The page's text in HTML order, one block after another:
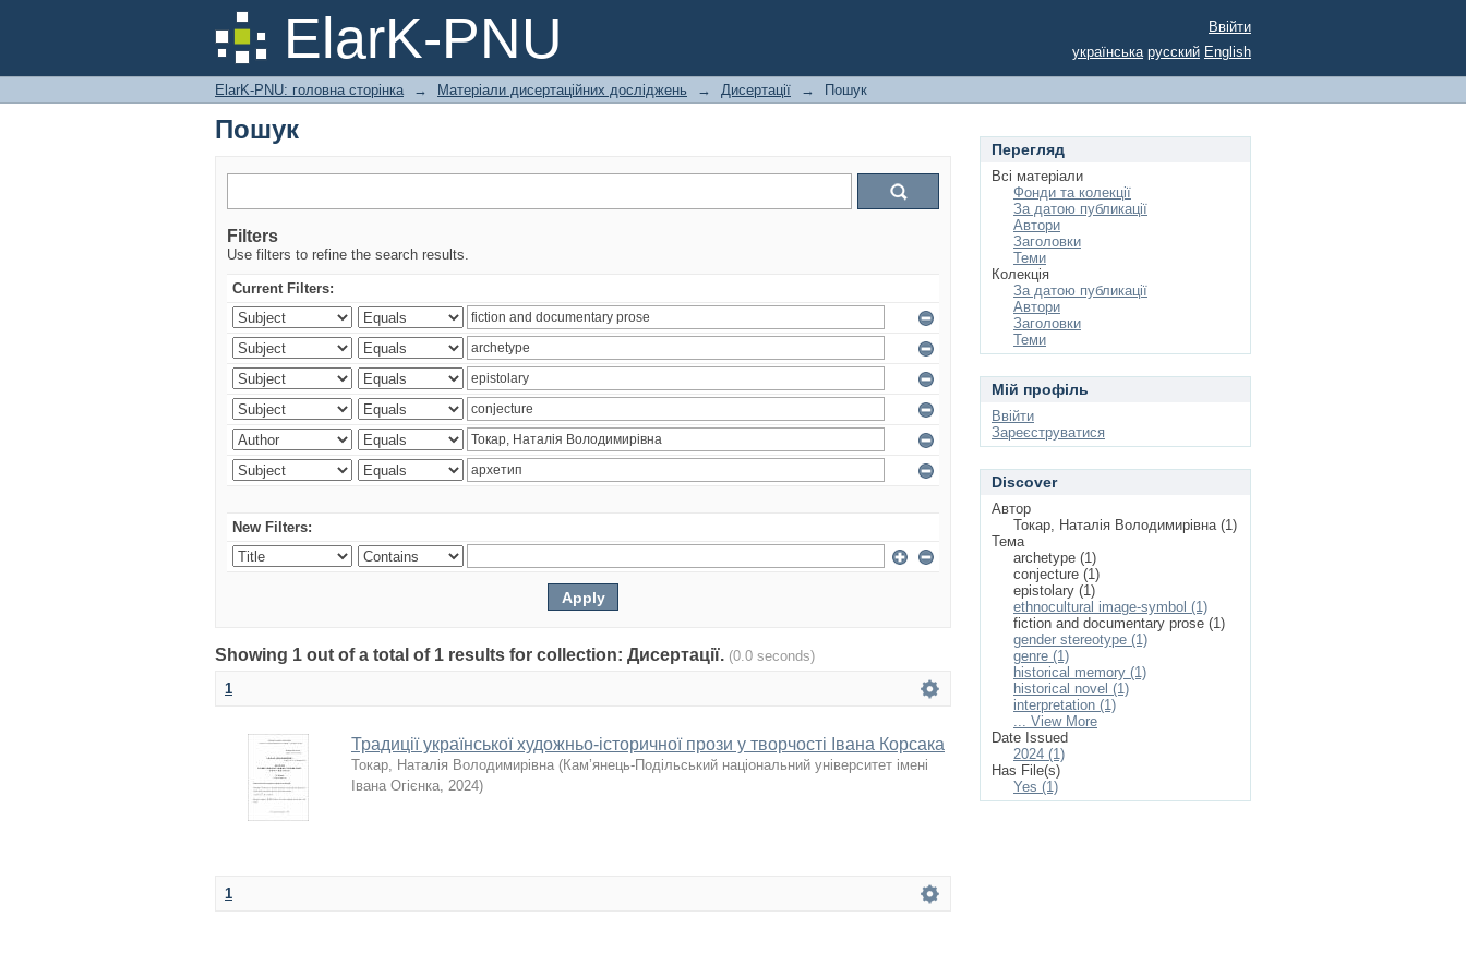
ElarK-PNU
Пошук
Ввійти
українська русский English
ElarK-PNU: головна сторінка → Матеріали дисертаційних досліджень → Дисертації → Пошук
Пошук
Filters
Use filters to refine the search results.
Current Filters:
New Filters:
Showing 1 out of a total of 1 results for collection: Дисертації. (0.0 seconds)
1
Традиції української художньо-історичної прози у творчості Івана Корсака
Токар, Наталія Володимирівна (Кам’янець-Подільський національний університет імені
Івана Огієнка, 2024)
1
Перегляд
Всі матеріали
Фонди та колекції
За датою публикації
Автори
Заголовки
Теми
Колекція
За датою публикації
Автори
Заголовки
Теми
Мій профіль
Ввійти
Зареєструватися
Discover
Автор
Токар, Наталія Володимирівна (1)
Тема
archetype (1)
conjecture (1)
epistolary (1)
ethnocultural image-symbol (1)
fiction and documentary prose (1)
gender stereotype (1)
genre (1)
historical memory (1)
historical novel (1)
interpretation (1)
... View More
Date Issued
2024 (1)
Has File(s)
Yes (1)